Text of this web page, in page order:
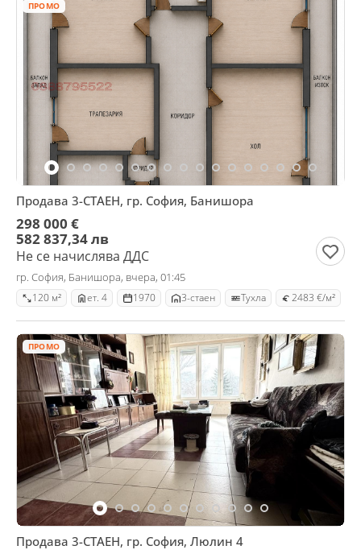
ПРОМО
Продава 3-СТАЕН, гр. София, Банишора
298 000 €
582 837,34 лв
Не се начислява ДДС
гр. София, Банишора, вчера, 01:45
120 м² ет. 4 1970 3-стаен Тухла 2483 €/м²
ПРОМО
Продава 3-СТАЕН, гр. София, Люлин 4